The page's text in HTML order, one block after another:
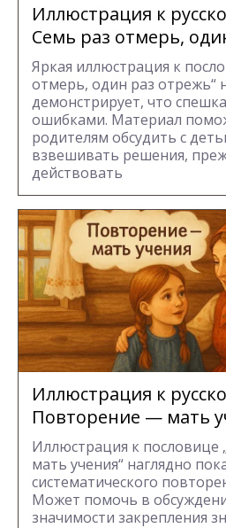
Иллюстрация к
Семь раз отмерь,
Яркая иллюстрация к
отмерь, один раз отрежь“
демонстрирует, что
ошибками. Материал
родителям обсудить с
взвешивать решения,
действовать
Иллюстрация к
Повторение — мать
Иллюстрация к
мать учения“ наглядно
систематического
Может помочь в
значимости закрепления